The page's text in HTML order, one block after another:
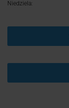
Niedziela: